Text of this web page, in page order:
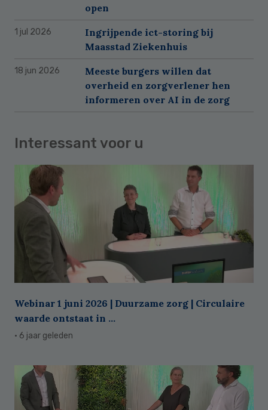
open
1 jul 2026
Ingrijpende ict-storing bij
Maasstad Ziekenhuis
18 jun 2026
Meeste burgers willen dat
overheid en zorgverlener hen
informeren over AI in de zorg
Interessant voor u
Webinar 1 juni 2026 | Duurzame zorg | Circulaire
waarde ontstaat in ...
· 6 jaar geleden